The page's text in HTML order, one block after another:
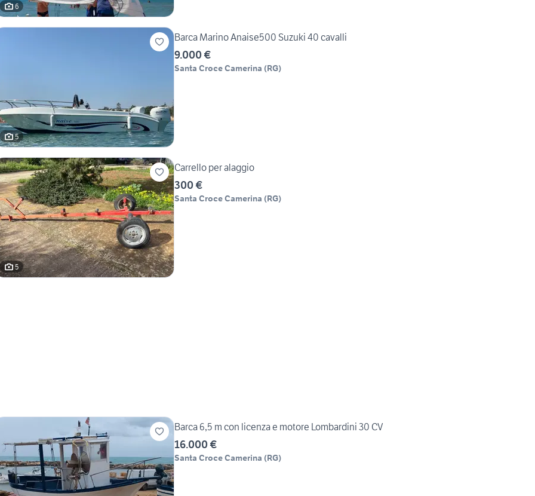
6
5
Barca Marino Anaise500 Suzuki 40 cavalli
9.000 €
Santa Croce Camerina (RG)
5
Carrello per alaggio
300 €
Santa Croce Camerina (RG)
Barca 6,5 m con licenza e motore Lombardini 30 CV
16.000 €
Santa Croce Camerina (RG)